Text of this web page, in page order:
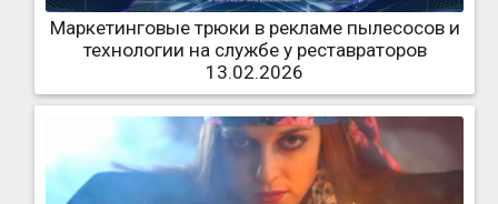
Маркетинговые трюки в рекламе пылесосов и
технологии на службе у реставраторов
13.02.2026